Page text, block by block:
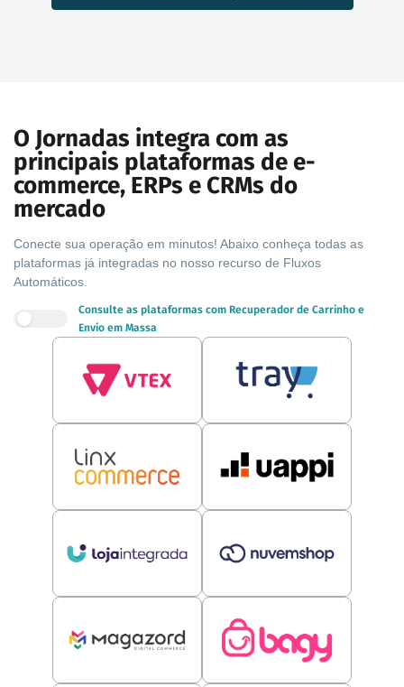
O Jornadas integra com as
principais plataformas de e-
commerce, ERPs e CRMs do
mercado
Conecte sua operação em minutos! Abaixo conheça todas as
plataformas já integradas no nosso recurso de Fluxos
Automáticos.
Consulte as plataformas com Recuperador de Carrinho e
Envio em Massa